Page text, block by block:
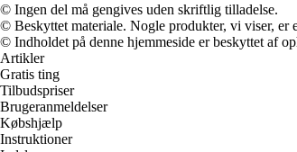
© Ingen del må gengives uden skriftlig tilladelse.
© Beskyttet materiale. Nogle produkter, vi viser, er
© Indholdet på denne hjemmeside er beskyttet af
Artikler
Gratis ting
Tilbudspriser
Brugeranmeldelser
Købshjælp
Instruktioner